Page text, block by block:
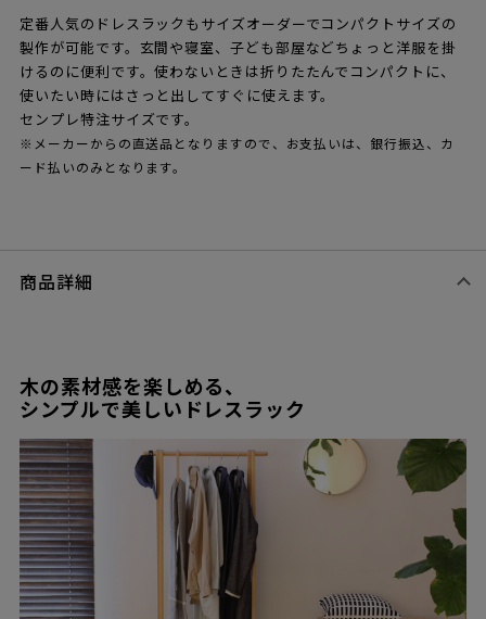
定番人気のドレスラックもサイズオーダーでコンパクトサイズの
製作が可能です。玄間や寝室、子ども部屋などちょっと洋服を掛
けるのに便利です。使わないときは折りたたんでコンパクトに、
使いたい時にはさっと出してすぐに使えます。
センプレ特注サイズです。
※メーカーからの直送品となりますので、お支払いは、銀行振込、カ
ード払いのみとなります。
商品詳細
木の素材感を楽しめる、
シンプルで美しいドレスラック